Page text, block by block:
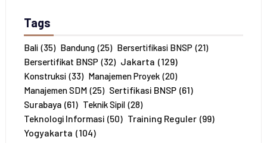
e
s
e
r
t
a
*
Tags
Bali (35) Bandung (25) Bersertifikasi BNSP (21)
Bersertifikat BNSP (32) Jakarta (129)
Konstruksi (33) Manajemen Proyek (20)
Manajemen SDM (25) Sertifikasi BNSP (61)
Surabaya (61) Teknik Sipil (28)
Teknologi Informasi (50) Training Reguler (99)
Yogyakarta (104)